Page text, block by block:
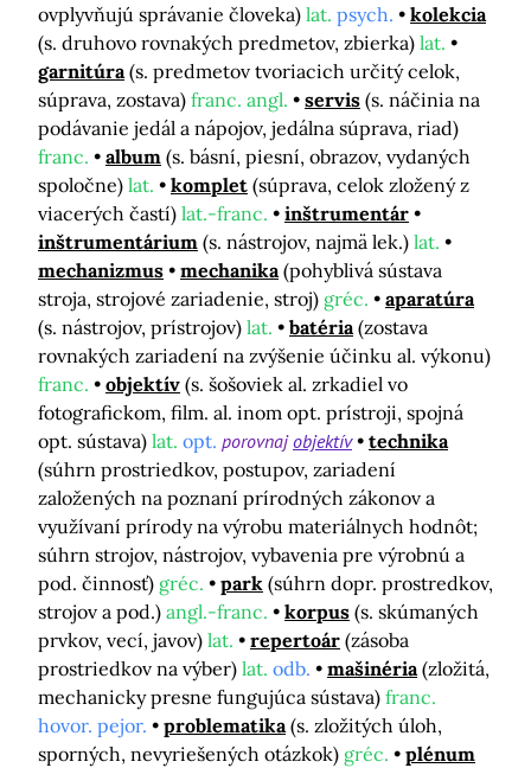
ovplyvňujú správanie človeka) lat. psych.
kolekcia
(s. druhovo rovnakých predmetov, zbierka) lat.
garnitúra (s. predmetov tvoriacich určitý celok,
súprava, zostava) franc. angl. servis (s. náčinia na
podávanie jedál a nápojov, jedálna súprava, riad)
franc.
album (s. básní, piesní, obrazov, vydaných
spoločne) lat. komplet (súprava, celok zložený z
viacerých častí) lat.-franc.
inštrumentár
inštrumentárium (s. nástrojov, najmä lek.) lat.
mechanizmus
mechanika (pohyblivá sústava
stroja, strojové zariadenie, stroj) gréc.
aparatúra
(s. nástrojov, prístrojov) lat. batéria (zostava
rovnakých zariadení na zvýšenie účinku al. výkonu)
franc.
objektív (s. šošoviek al. zrkadiel vo
fotografickom, film. al. inom opt. prístroji, spojná
opt. sústava) lat. opt. porovnajobjektív
technika
(súhrn prostriedkov, postupov, zariadení
založených na poznaní prírodných zákonov a
využívaní prírody na výrobu materiálnych hodnôt;
súhrn strojov, nástrojov, vybavenia pre výrobnú a
pod. činnosť) gréc. park (súhrn dopr. prostredkov,
strojov a pod.) angl.-franc. korpus (s. skúmaných
prvkov, vecí, javov) lat. repertoár (zásoba
prostriedkov na výber) lat. odb. mašinéria (zložitá,
mechanicky presne fungujúca sústava) franc.
hovor. pejor.
problematika (s. zložitých úloh,
sporných, nevyriešených otázkok) gréc.
plénum